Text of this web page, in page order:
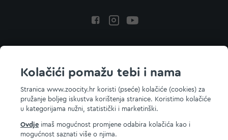
Kolačići pomažu tebi i nama
Stranica www.zoocity.hr koristi (pseće) kolačiće (cookies) za
pružanje boljeg iskustva korištenja stranice. Koristimo kolačiće
u kategorijama nužni, statistički i marketinški.
Ovdje imaš mogućnost promjene odabira kolačića kao i
mogućnost saznati više o njima.
© 2026 ZOOCITY. Sva prava zadržana.